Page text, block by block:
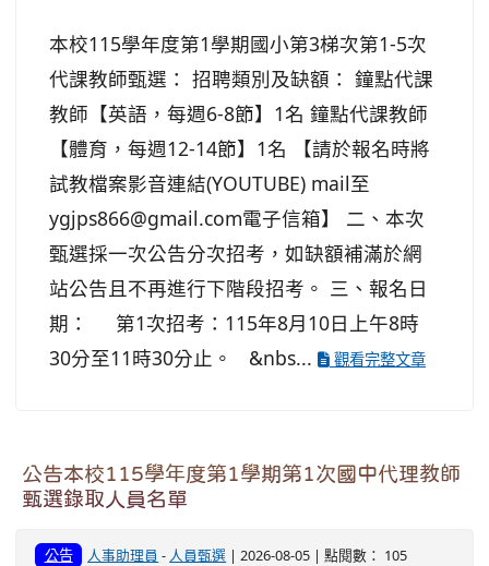
本校115學年度第1學期國小第3梯次第1-5次
代課教師甄選： 招聘類別及缺額： 鐘點代課
教師【英語，每週6-8節】1名 鐘點代課教師
【體育，每週12-14節】1名 【請於報名時將
試教檔案影音連結(YOUTUBE) mail至
ygjps866@gmail.com電子信箱】 二、本次
甄選採一次公告分次招考，如缺額補滿於網
站公告且不再進行下階段招考。 三、報名日
期： 第1次招考：115年8月10日上午8時
30分至11時30分止。 &nbs...
觀看完整文章
公告本校115學年度第1學期第1次國中代理教師
甄選錄取人員名單
公告 人事助理員 - 人員甄選 | 2026-08-05 | 點閱數： 105